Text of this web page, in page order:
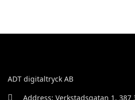
ADT digitaltryck AB
Address: Verkstadsgatan 1, 387